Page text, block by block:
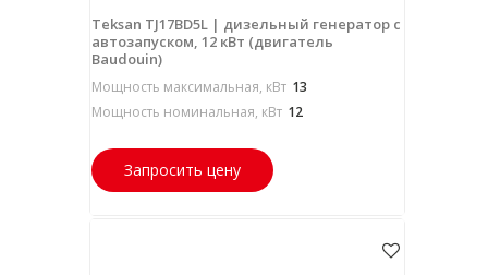
Teksan TJ17BD5L | дизельный генератор с
автозапуском, 12 кВт (двигатель
Baudouin)
Мощность максимальная, кВт 13
Мощность номинальная, кВт 12
Запросить цену